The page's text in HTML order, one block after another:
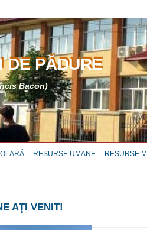
DE PĂDURE
Bacon)
RESURSE UMANE RESURSE
AŢI VENIT!